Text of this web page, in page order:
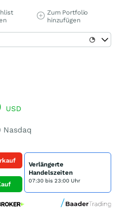
Zum Portfolio
hinzufügen
USD
Nasdaq
Verlängerte
Handelszeiten
07:30 bis 23:00 Uhr